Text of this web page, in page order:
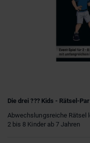
Die drei ??? Kids - Rätsel-
Abwechslungsreiche Rätsel
2 bis 8 Kinder ab 7 Jahren